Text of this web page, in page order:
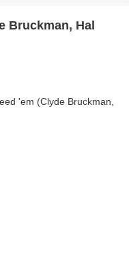
Bruckman, Hal